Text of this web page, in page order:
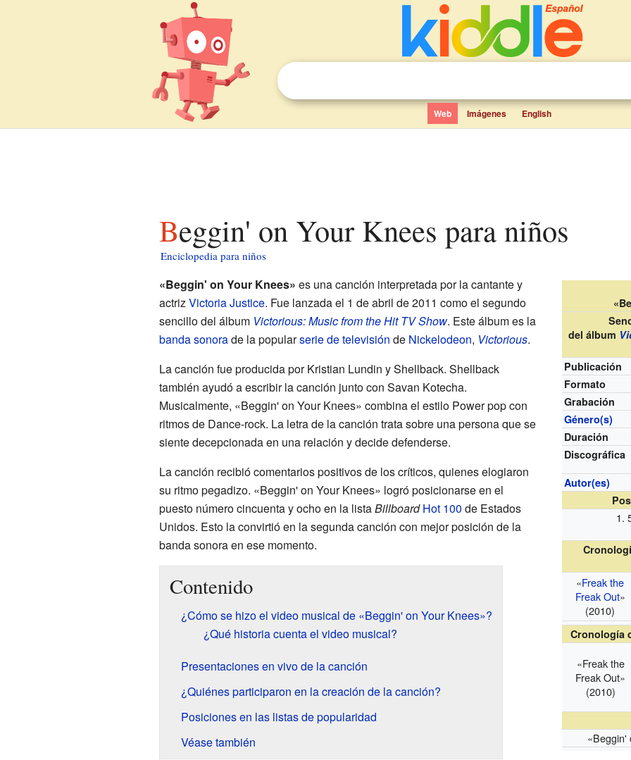
Web Imágenes English
Beggin' on Your Knees para niños
Enciclopedia para niños
del álbum
Publicación
Formato
Grabación
Género(s)
Duración
Discográfica
Autor(es)
«Freak the
Freak Out»
(2010)
Cronología
«Freak the
Freak Out»
(2010)
«Beggin'
«Beggin' on Your Knees» es una canción interpretada por la cantante y
actrizVictoria Justice. Fue lanzada el 1 de abril de 2011 como el segundo
sencillo del álbum Victorious: Music from the Hit TV Show. Este álbum es la
banda sonorade la popularserie de televisión de Nickelodeon, Victorious.
La canción fue producida por Kristian Lundin y Shellback. Shellback
también ayudó a escribir la canción junto con Savan Kotecha.
Musicalmente, «Beggin' on Your Knees» combina el estilo Power pop con
ritmos de Dance-rock. La letra de la canción trata sobre una persona que se
siente decepcionada en una relación y decide defenderse.
La canción recibió comentarios positivos de los críticos, quienes elogiaron
su ritmo pegadizo. «Beggin' on Your Knees» logró posicionarse en el
puesto número cincuenta y ocho en la listaBillboard Hot 100 de Estados
Unidos. Esto la convirtió en la segunda canción con mejor posición de la
banda sonora en ese momento.
Contenido
¿Cómo se hizo el video musical de «Beggin' on Your Knees»?
¿Qué historia cuenta el video musical?
Presentaciones en vivo de la canción
¿Quiénes participaron en la creación de la canción?
Posiciones en las listas de popularidad
Véase también